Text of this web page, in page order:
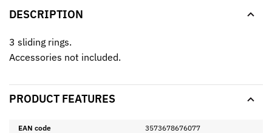
DESCRIPTION
3 sliding rings.
Accessories not included.
PRODUCT FEATURES
EAN code
3573678676077